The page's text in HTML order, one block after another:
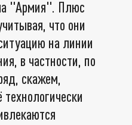
"Армия". Плюс
что они
на линии
в частности, по
скажем,